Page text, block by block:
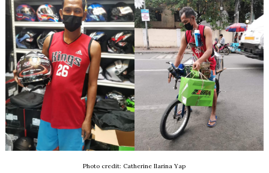
Photo credit: Catherine Ilarina Yap